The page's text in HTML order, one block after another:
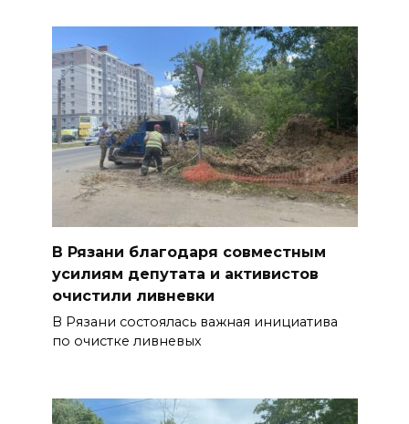
В Рязани благодаря совместным
усилиям депутата и активистов
очистили ливневки
В Рязани состоялась важная инициатива
по очистке ливневых